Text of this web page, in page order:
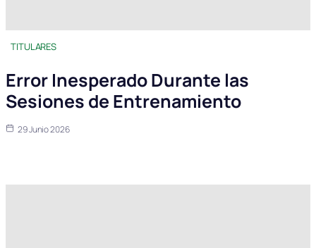
TITULARES
Error Inesperado Durante las
Sesiones de Entrenamiento
29 Junio 2026